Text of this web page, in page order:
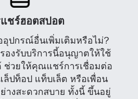
แชร์ฮอตสปอต
อุปกรณ์อื่นเพิ่มเติมหรือไม่?
องรับบริการนี้อนุญาตให้ใช้
ช่วยให้คุณแชร์การเชื่อมต่อ
ปท็อป แท็บเล็ต หรือเพื่อน
างสะดวกสบาย ทั้งนี้ ขึ้นอยู่